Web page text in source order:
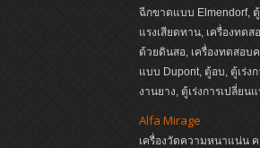
ฉีกขาดแบบ Elmendorf,
แรงเสียดทาน, เครื่องทด
ด้วยดินสอ, เครื่องทดสอบ
แบบ Dupont, ตู้อบ, ตู้เร่ง
งานยาง, ตู้เร่งการเปลี่ยน
Alfa Mirage
เครื่องวัดความหนาแน่น ค